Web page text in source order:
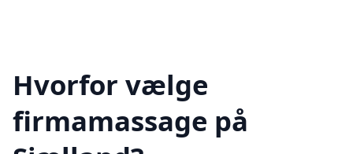
Hvorfor vælge
firmamassage på